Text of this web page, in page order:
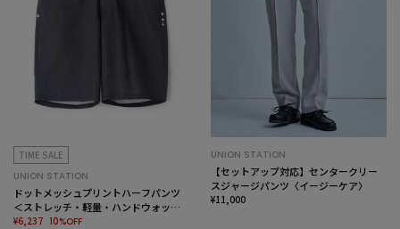
TIME SALE
UNION STATION
ドットメッシュプリントハーフパンツ
＜ストレッチ・軽量・ハンドウォッシ
ャブル・通気性＞
¥6,237 10%OFF
UNION STATION
【セットアップ対応】センタークリー
スジャージパンツ〈イージーケア〉
¥11,000